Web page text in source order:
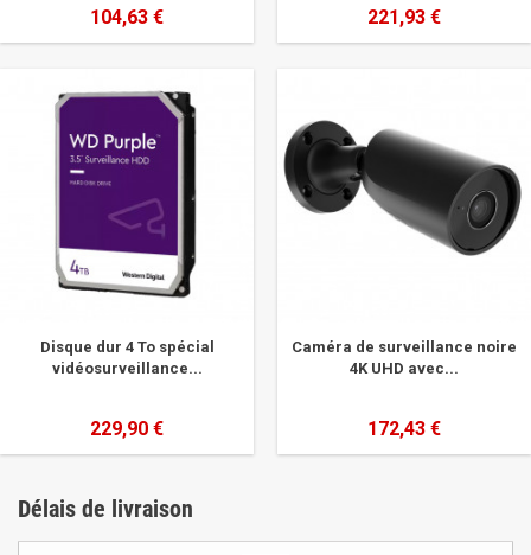
104,63 € 221,93 €
Disque dur 4 To spécial
vidéosurveillance...
229,90 €
Caméra de surveillance noire
4K UHD avec...
172,43 €
Délais de livraison